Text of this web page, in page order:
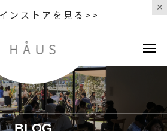
ンストアを見る>>